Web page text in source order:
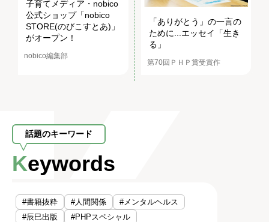
子育てメディア・nobico
公式ショップ「nobico
STORE(のびこすとあ)」
がオープン！
nobico編集部
「ありがとう」の一言の
ために...エッセイ「生き
る」
第70回ＰＨＰ賞受賞作
話題のキーワード
Keywords
#書籍抜粋 #人間関係
#メンタルヘルス
#辰巳出版
#PHPスペシャル